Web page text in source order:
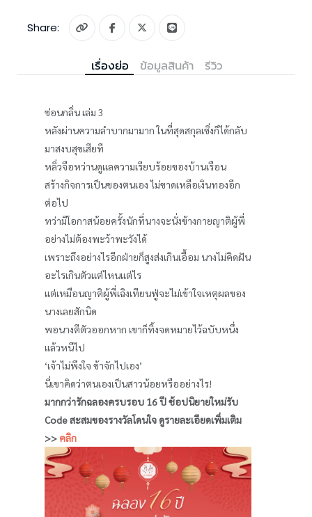
Share:
เรื่องย่อ ข้อมูลสินค้า รีวิว
ซ่อนกลิ่น เล่ม 3
หลังผ่านความลำบากมามาก ในที่สุดสกุลเซิ่งก็ได้กลับ
มาสงบสุขเสียที
หลิ่วจือหว่านดูแลความเรียบร้อยของบ้านเรือน
สร้างกิจการเป็นของตนเอง ไม่ขาดเหลือเงินทองอีก
ต่อไป
ทว่ามีโอกาสน้อยครั้งนักที่นางจะนั่งข้างกายญาติผู้พี่
อย่างไม่ต้องพะว้าพะวังได้
เพราะถึงอย่างไรอีกฝ่ายก็สูงส่งเกินเอื้อม นางไม่คิดฝัน
อะไรเกินตัวแต่ไหนแต่ไร
แต่เหมือนญาติผู้พี่เฉิงเทียนฟู่จะไม่เข้าใจเหตุผลของ
นางเลยสักนิด
พอนางตีตัวออกหาก เขาก็ทิ้งจดหมายไว้ฉบับหนึ่ง
แล้วหนีไป
‘เจ้าไม่พึงใจ ข้าจักไปเอง’
นี่เขาคิดว่าตนเองเป็นสาวน้อยหรืออย่างไร!
มากกว่ารักฉลองครบรอบ 16 ปี ช้อปนิยายใหม่รับ
Code สะสมของรางวัลโดนใจ ดูรายละเอียดเพิ่มเติม
>> คลิก